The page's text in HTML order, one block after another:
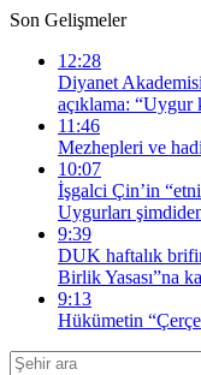
Son Gelişmeler
12:28
Diyanet
açıklama: “Uygur
11:46
Mezhepleri ve
10:07
İşgalci Çin’in
Uygurları
9:39
DUK haftalık
Birlik Yasası”na
9:13
Hükümetin